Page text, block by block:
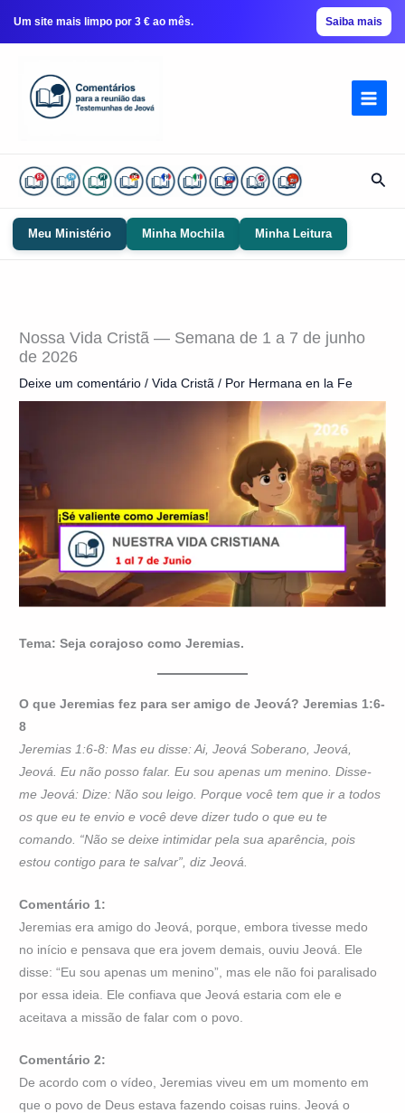
Um site mais limpo por 3 € ao mês. Saiba mais
conteúdo
Meu Ministério Minha Mochila Minha Leitura
Nossa Vida Cristã — Semana de 1 a 7 de junho
de 2026
Deixe um comentário /Vida Cristã / Por Hermana en la Fe
Tema: Seja corajoso como Jeremias.
O que Jeremias fez para ser amigo de Jeová? Jeremias 1:6-
8
Jeremias 1:6-8: Mas eu disse: Ai, Jeová Soberano, Jeová,
Jeová. Eu não posso falar. Eu sou apenas um menino. Disse-
me Jeová: Dize: Não sou leigo. Porque você tem que ir a todos
os que eu te envio e você deve dizer tudo o que eu te
comando. “Não se deixe intimidar pela sua aparência, pois
estou contigo para te salvar”, diz Jeová.
Comentário 1:
Jeremias era amigo do Jeová, porque, embora tivesse medo
no início e pensava que era jovem demais, ouviu Jeová. Ele
disse: “Eu sou apenas um menino”, mas ele não foi paralisado
por essa ideia. Ele confiava que Jeová estaria com ele e
aceitava a missão de falar com o povo.
Comentário 2:
De acordo com o vídeo, Jeremias viveu em um momento em
que o povo de Deus estava fazendo coisas ruins. Jeová o